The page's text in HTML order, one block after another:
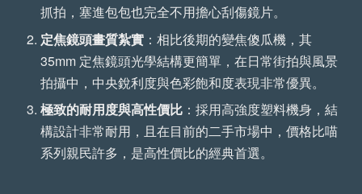
抓拍，塞進包包也完全不用擔心刮傷鏡片。
定焦鏡頭畫質紮實 ：相比後期的變焦傻瓜機，其
35mm 定焦鏡頭光學結構更簡單，在日常街拍與風景
拍攝中，中央銳利度與色彩飽和度表現非常優異。
極致的耐用度與高性價比 ：採用高強度塑料機身，結
構設計非常耐用，且在目前的二手市場中，價格比喵
系列親民許多，是高性價比的經典首選。